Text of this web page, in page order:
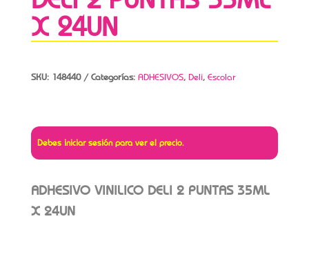
X 24UN
SKU: 148440 Categorías: ADHESIVOS, Deli, Escolar
Debes iniciar sesión para ver el precio.
ADHESIVO VINILICO DELI 2 PUNTAS 35ML
X 24UN